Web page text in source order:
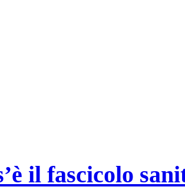
il fascicolo